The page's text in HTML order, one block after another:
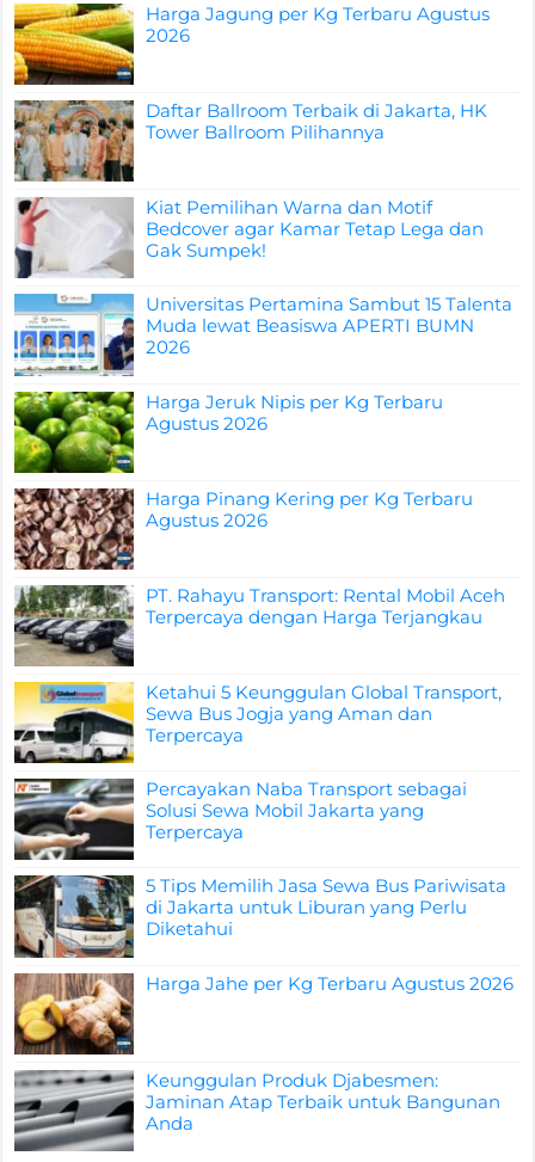
Harga Jagung per Kg Terbaru Agustus
2026
Daftar Ballroom Terbaik di Jakarta, HK
Tower Ballroom Pilihannya
Kiat Pemilihan Warna dan Motif
Bedcover agar Kamar Tetap Lega dan
Gak Sumpek!
Universitas Pertamina Sambut 15 Talenta
Muda lewat Beasiswa APERTI BUMN
2026
Harga Jeruk Nipis per Kg Terbaru
Agustus 2026
Harga Pinang Kering per Kg Terbaru
Agustus 2026
PT. Rahayu Transport: Rental Mobil Aceh
Terpercaya dengan Harga Terjangkau
Ketahui 5 Keunggulan Global Transport,
Sewa Bus Jogja yang Aman dan
Terpercaya
Percayakan Naba Transport sebagai
Solusi Sewa Mobil Jakarta yang
Terpercaya
5 Tips Memilih Jasa Sewa Bus Pariwisata
di Jakarta untuk Liburan yang Perlu
Diketahui
Harga Jahe per Kg Terbaru Agustus 2026
Keunggulan Produk Djabesmen:
Jaminan Atap Terbaik untuk Bangunan
Anda